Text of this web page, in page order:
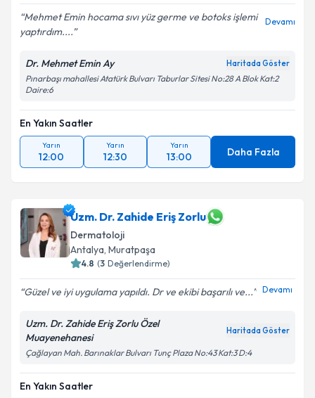
Mehmet Emin hocama sıvı yüz germe ve botoks işlemi
yaptırdım....
Devamı
Dr. Mehmet Emin Ay Haritada Göster
Pınarbaşı mahallesi Atatürk Bulvarı Taburlar Sitesi No:28 A Blok Kat:2
Daire:6
En Yakın Saatler
Yarın
12:00
Yarın
12:30
Yarın
13:00 Daha Fazla
Uzm. Dr. Zahide Eriş Zorlu
Dermatoloji
Antalya, Muratpaşa
4.8 (3 Değerlendirme)
Güzel ve iyi uygulama yapıldı. Dr ve ekibi başarılı ve... Devamı
Uzm. Dr. Zahide Eriş Zorlu Özel
Muayenehanesi
Haritada Göster
Çağlayan Mah. Barınaklar Bulvarı Tunç Plaza No:43 Kat:3 D:4
En Yakın Saatler